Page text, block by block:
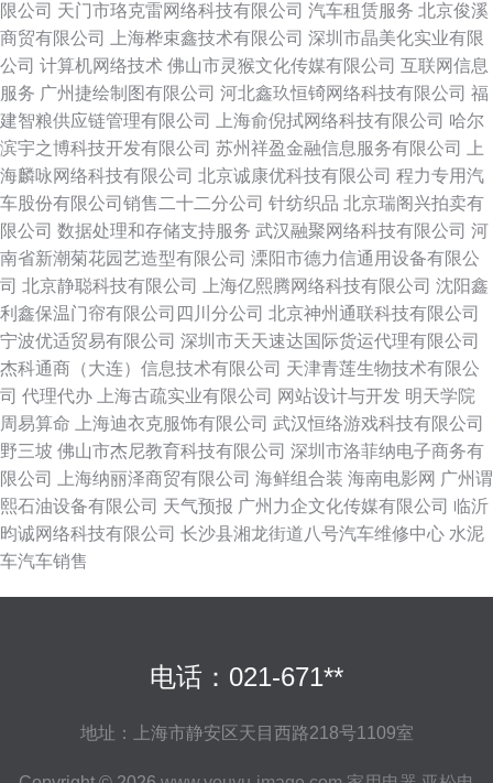
限公司 天门市珞克雷网络科技有限公司 汽车租赁服务 北京俊溪
商贸有限公司
上海桦束鑫技术有限公司 深圳市晶美化实业有限
公司 计算机网络技术 佛山市灵猴文化传媒有限公司 互联网信息
服务 广州捷绘制图有限公司 河北鑫玖恒锜网络科技有限公司 福
建智粮供应链管理有限公司
上海俞倪拭网络科技有限公司 哈尔
滨宇之博科技开发有限公司 苏州祥盈金融信息服务有限公司
上
海麟咏网络科技有限公司 北京诚康优科技有限公司 程力专用汽
车股份有限公司销售二十二分公司 针纺织品 北京瑞阁兴拍卖有
限公司 数据处理和存储支持服务 武汉融聚网络科技有限公司 河
南省新潮菊花园艺造型有限公司 溧阳市德力信通用设备有限公
司 北京静聪科技有限公司 上海亿熙腾网络科技有限公司 沈阳鑫
利鑫保温门帘有限公司四川分公司 北京神州通联科技有限公司
宁波优适贸易有限公司 深圳市天天速达国际货运代理有限公司
杰科通商（大连）信息技术有限公司 天津青莲生物技术有限公
司 代理代办 上海古疏实业有限公司 网站设计与开发 明天学院
周易算命
上海迪衣克服饰有限公司 武汉恒络游戏科技有限公司
野三坡 佛山市杰尼教育科技有限公司 深圳市洛菲纳电子商务有
限公司
上海纳丽泽商贸有限公司 海鲜组合装 海南电影网 广州谓
熙石油设备有限公司 天气预报 广州力企文化传媒有限公司 临沂
昀诚网络科技有限公司 长沙县湘龙街道八号汽车维修中心 水泥
车汽车销售
电话：021-671**
地址：上海市静安区天目西路218号1109室